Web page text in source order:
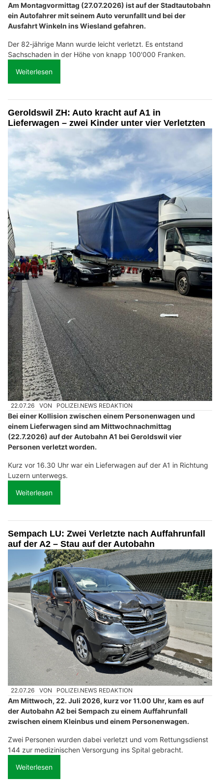
Am Montagvormittag (27.07.2026) ist auf der Stadtautobahn
ein Autofahrer mit seinem Auto verunfallt und bei der
Ausfahrt Winkeln ins Wiesland gefahren.
Der 82-jährige Mann wurde leicht verletzt. Es entstand
Sachschaden in der Höhe von knapp 100'000 Franken.
Weiterlesen
Geroldswil ZH: Auto kracht auf A1 in
Lieferwagen – zwei Kinder unter vier Verletzten
22.07.26 VON POLIZEI.NEWS REDAKTION
Bei einer Kollision zwischen einem Personenwagen und
einem Lieferwagen sind am Mittwochnachmittag
(22.7.2026) auf der Autobahn A1 bei Geroldswil vier
Personen verletzt worden.
Kurz vor 16.30 Uhr war ein Lieferwagen auf der A1 in Richtung
Luzern unterwegs.
Weiterlesen
Sempach LU: Zwei Verletzte nach Auffahrunfall
auf der A2 – Stau auf der Autobahn
22.07.26 VON POLIZEI.NEWS REDAKTION
Am Mittwoch, 22. Juli 2026, kurz vor 11.00 Uhr, kam es auf
der Autobahn A2 bei Sempach zu einem Auffahrunfall
zwischen einem Kleinbus und einem Personenwagen.
Zwei Personen wurden dabei verletzt und vom Rettungsdienst
144 zur medizinischen Versorgung ins Spital gebracht.
Weiterlesen